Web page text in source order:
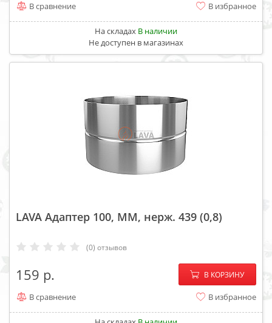
В сравнение В избранное
На складах В наличии
Не доступен в магазинах
LAVA Адаптер 100, ММ, нерж. 439 (0,8)
(0) отзывов
159 − +
В КОРЗИНУ
В сравнение В избранное